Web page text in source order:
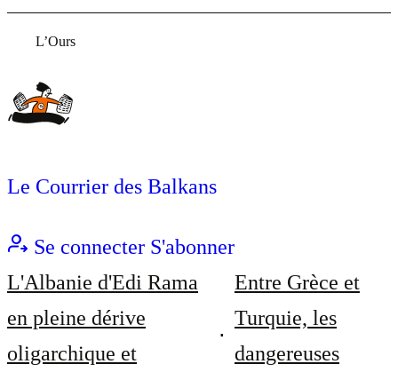
L’Ours
Le Courrier des Balkans
Se connecter S'abonner
L'Albanie d'Edi Rama
en pleine dérive
oligarchique et
Entre Grèce et
Turquie, les
dangereuses